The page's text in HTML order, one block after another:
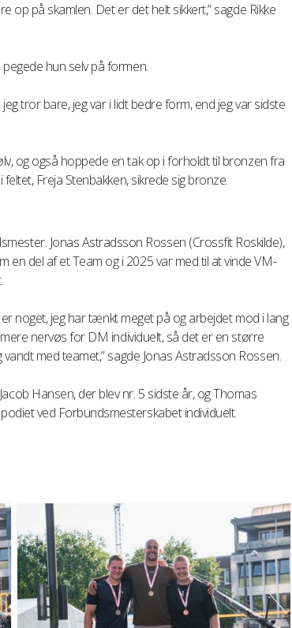
op på skamlen. Det er det helt sikkert,” sagde Rikke
hun selv på formen.
tror bare, jeg var i lidt bedre form, end jeg var sidste
og også hoppede en tak op i forholdt til bronzen fra
Freja Stenbakken, sikrede sig bronze.
Jonas Astradsson Rossen (Crossfit Roskilde),
del af et Team og i 2025 var med til at vinde VM-
noget, jeg har tænkt meget på og arbejdet mod i lang
nervøs for DM individuelt, så det er en større
med teamet,” sagde Jonas Astradsson Rossen.
Hansen, der blev nr. 5 sidste år, og Thomas
ved Forbundsmesterskabet individuelt.